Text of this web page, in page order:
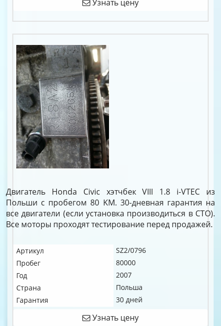
Узнать цену
Двигатель Honda Civic хэтчбек VIII 1.8 i-VTEC из
Польши с пробегом 80 KM. 30-дневная гарантия на
все двигатели (если установка производиться в СТО).
Все моторы проходят тестирование перед продажей.
Артикул
SZ2/0796
Пробег
80000
Год
2007
Страна
Польша
Гарантия
30 дней
Узнать цену